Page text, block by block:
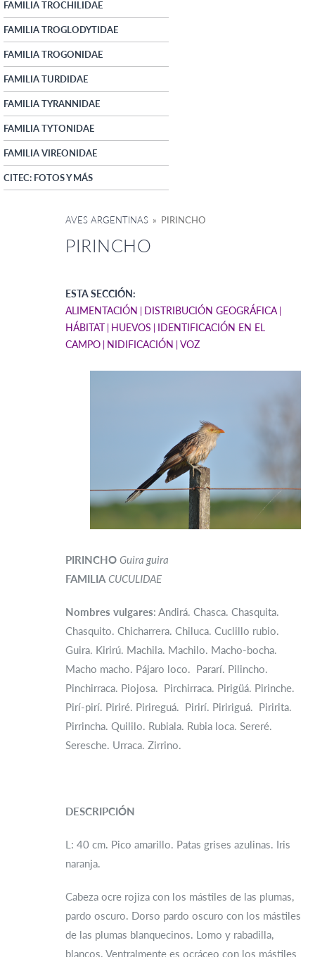
FAMILIA TROCHILIDAE
FAMILIA TROGLODYTIDAE
FAMILIA TROGONIDAE
FAMILIA TURDIDAE
FAMILIA TYRANNIDAE
FAMILIA TYTONIDAE
FAMILIA VIREONIDAE
CITEC: FOTOS Y MÁS
AVES ARGENTINAS » PIRINCHO
PIRINCHO
ESTA SECCIÓN:
ALIMENTACIÓN
DISTRIBUCIÓN GEOGRÁFICA
HÁBITAT HUEVOS
IDENTIFICACIÓN EN EL
CAMPO NIDIFICACIÓN VOZ
PIRINCHO Guira guira
FAMILIA CUCULIDAE
Nombres vulgares: Andirá. Chasca. Chasquita.
Chasquito. Chicharrera. Chiluca. Cuclillo rubio.
Guira. Kirirú. Machila. Machilo. Macho-bocha.
Macho macho. Pájaro loco. Pararí. Pilincho.
Pinchirraca. Piojosa. Pirchirraca. Pirigüá. Pirinche.
Pirí-pirí. Piriré. Pirireguá. Pirirí. Piririguá. Piririta.
Pirrincha. Quililo. Rubiala. Rubia loca. Sereré.
Seresche. Urraca. Zirrino.
DESCRIPCIÓN
L: 40 cm. Pico amarillo. Patas grises azulinas. Iris
naranja.
Cabeza ocre rojiza con los mástiles de las plumas,
pardo oscuro. Dorso pardo oscuro con los mástiles
de las plumas blanquecinos. Lomo y rabadilla,
blancos. Ventralmente es ocráceo con los mástiles